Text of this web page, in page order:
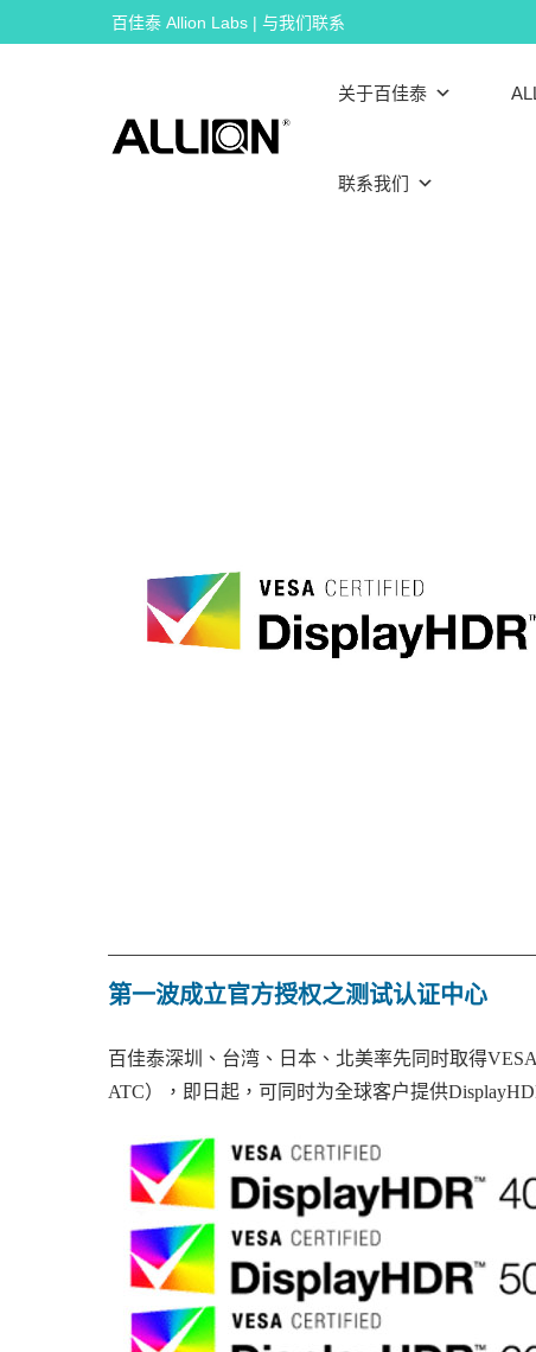
to
百佳泰 Allion Labs | 与我们联系
关于百佳泰
联系我们
第一波成立官方授权之测试认证中心
百佳泰深圳、台湾、日本、北美率先同时取得
ATC），即日起，可同时为全球客户提供